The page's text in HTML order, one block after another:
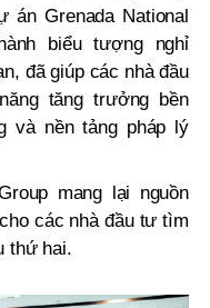
án Grenada National
biểu tượng nghỉ
đã giúp các nhà đầu
tăng trưởng bền
và nền tảng pháp lý
mang lại nguồn
các nhà đầu tư tìm
thứ hai.